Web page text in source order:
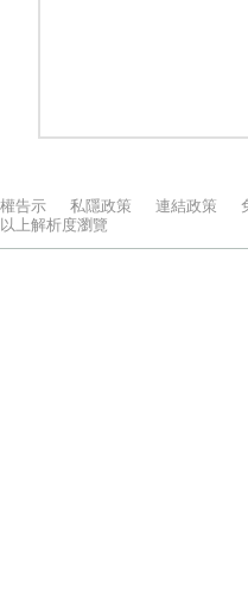
告示 私隱政策 連結政策
上解析度瀏覽